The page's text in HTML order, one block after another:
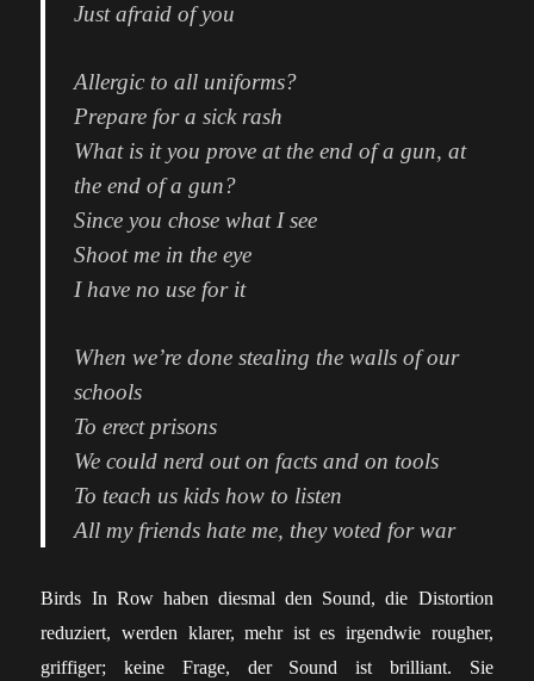
Just afraid of you
Allergic to all uniforms?
Prеpare for a sick rash
What is it you prove at the еnd of a gun, at
the end of a gun?
Since you chose what I see
Shoot me in the eye
I have no use for it
When we’re done stealing the walls of our
schools
To erect prisons
We could nerd out on facts and on tools
To teach us kids how to listen
All my friends hate me, they voted for war
Birds In Row haben diesmal den Sound, die Distortion
reduziert, werden klarer, mehr ist es irgendwie rougher,
griffiger; keine Frage, der Sound ist brilliant. Sie